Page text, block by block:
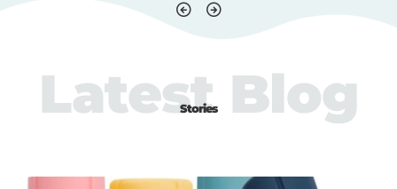
Stories
Latest Blog